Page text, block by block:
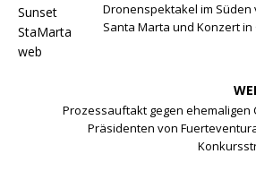
Dronenspektakel im
Santa Marta und Konzert in
Prozessauftakt gegen ehemaligen
Präsidenten von